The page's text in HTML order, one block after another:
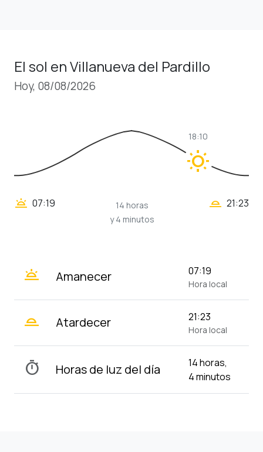
El sol en Villanueva del Pardillo
Hoy, 08/08/2026
wb_sunny
18:10
wb_twilight 07:19
14 horas
y 4 minutos
wb_twilight_2 21:23
wb_twilight Amanecer 07:19
Hora local
wb_twilight_2 Atardecer 21:23
Hora local
timer Horas de luz del día
14 horas,
4 minutos